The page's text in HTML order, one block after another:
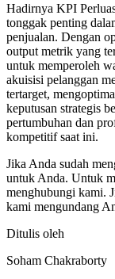
Hadirnya KPI
tonggak penting
penjualan. Dengan
output metrik yang
untuk memperoleh
akuisisi pelanggan
tertarget,
keputusan strategis
pertumbuhan dan
kompetitif saat ini.
Jika Anda sudah
untuk Anda. Untuk
menghubungi kami.
kami mengundang
Ditulis oleh
Soham Chakraborty